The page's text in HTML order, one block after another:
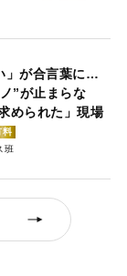
」が合言葉に…
”が止まらな
められた」現場
料
班